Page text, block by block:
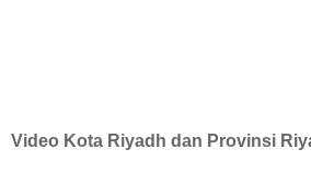
Video Kota Riyadh dan Provinsi